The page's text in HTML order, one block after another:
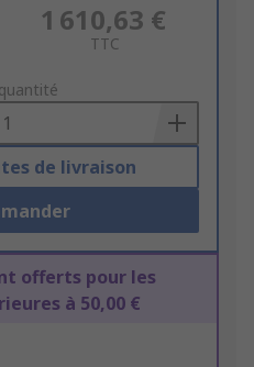
1 610,63 €
TTC
de livraison
offerts pour les
à 50,00 €